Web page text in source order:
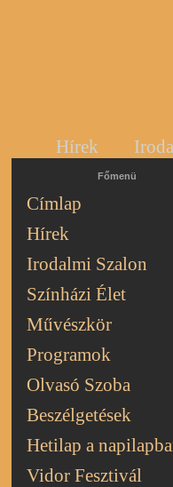
Hírek
Főmenü
Címlap
Hírek
Irodalmi Szalon
Színházi Élet
Művészkör
Programok
Olvasó Szoba
Beszélgetések
Hetilap a
Vidor Fesztivál